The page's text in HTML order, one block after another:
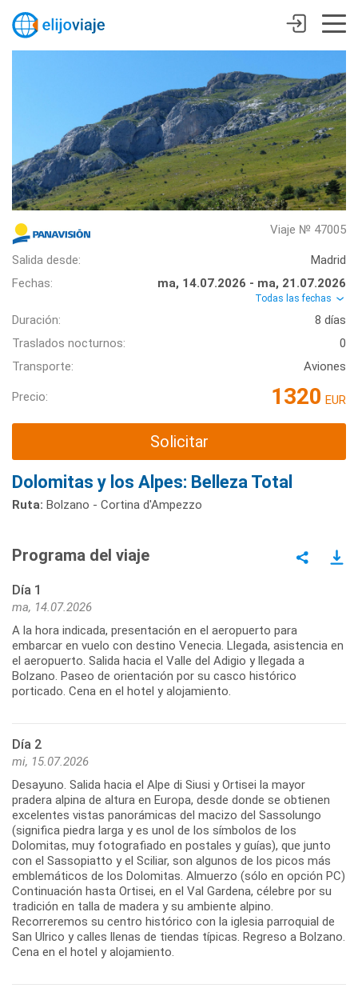
Viaje № 47005
Salida desde:
Madrid
Fechas:
ma, 14.07.2026 - ma, 21.07.2026
Todas las fechas
Duración:
8 días
Traslados nocturnos:
0
Transporte:
Aviones
Precio: 1320 EUR
Solicitar
Dolomitas y los Alpes: Belleza Total
Ruta: Bolzano - Cortina d'Ampezzo
Programa del viaje
Día 1
ma, 14.07.2026
A la hora indicada, presentación en el aeropuerto para
embarcar en vuelo con destino Venecia. Llegada, asistencia en
el aeropuerto. Salida hacia el Valle del Adigio y llegada a
Bolzano. Paseo de orientación por su casco histórico
porticado. Cena en el hotel y alojamiento.
Día 2
mi, 15.07.2026
Desayuno. Salida hacia el Alpe di Siusi y Ortisei la mayor
pradera alpina de altura en Europa, desde donde se obtienen
excelentes vistas panorámicas del macizo del Sassolungo
(significa piedra larga y es unol de los símbolos de los
Dolomitas, muy fotografiado en postales y guías), que junto
con el Sassopiatto y el Sciliar, son algunos de los picos más
emblemáticos de los Dolomitas. Almuerzo (sólo en opción PC)
Continuación hasta Ortisei, en el Val Gardena, célebre por su
tradición en talla de madera y su ambiente alpino.
Recorreremos su centro histórico con la iglesia parroquial de
San Ulrico y calles llenas de tiendas típicas. Regreso a Bolzano.
Cena en el hotel y alojamiento.